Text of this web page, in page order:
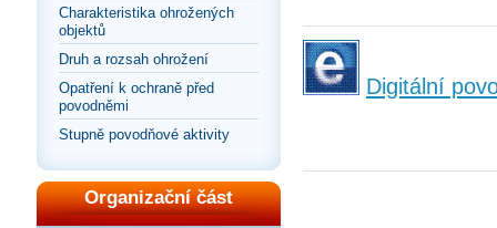
Charakteristika ohrožených
objektů
Druh a rozsah ohrožení
Opatření k ochraně před
povodněmi
Stupně povodňové aktivity
Organizační část
Digitální